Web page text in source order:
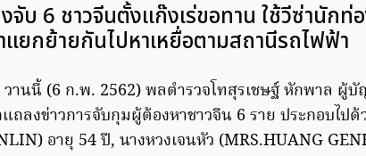
จับ 6 ชาวจีนตั้งแก๊งเร่ขอทาน ใช้วีซ่านักท่
แยกย้ายกันไปหาเหยื่อตามสถานีรถไฟฟ้า
วานนี้ (6 ก.พ. 2562) พลตำรวจโทสุรเชษฐ์ หักพาล ผู้
แถลงข่าวการจับกุมผู้ต้องหาชาวจีน 6 ราย ประกอบไป
อายุ 54 ปี, นางหวงเจนหัว (MRS.HUANG